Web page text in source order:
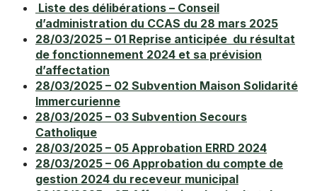
Liste des délibérations – Conseil
d’administration du CCAS du 28 mars 2025
28/03/2025 – 01 Reprise anticipée du résultat
de fonctionnement 2024 et sa prévision
d’affectation
28/03/2025 – 02 Subvention Maison Solidarité
Immercurienne
28/03/2025 – 03 Subvention Secours
Catholique
28/03/2025 – 05 Approbation ERRD 2024
28/03/2025 – 06 Approbation du compte de
gestion 2024 du receveur municipal